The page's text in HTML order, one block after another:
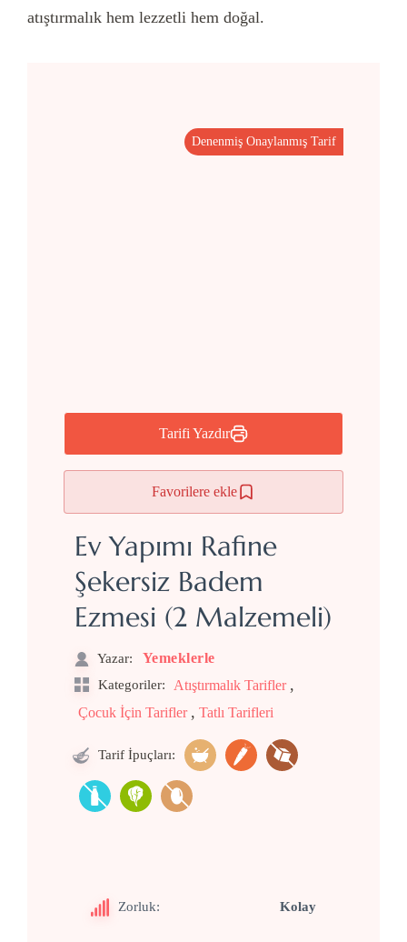
atıştırmalık hem lezzetli hem doğal.
Tarifi Yazdır
Favorilere ekle
Denenmiş Onaylanmış Tarif
Ev Yapımı Rafine
Şekersiz Badem
Ezmesi (2 Malzemeli)
Yazar: Yemeklerle
Kategoriler: Atıştırmalık Tarifler ,
Çocuk İçin Tarifler , Tatlı Tarifleri
Tarif İpuçları:
Zorluk: Kolay